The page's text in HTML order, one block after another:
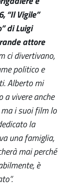
“Il Vigile”
di Luigi
attore
ci divertivano,
politico e
Alberto mi
a vivere anche
i suoi film lo
la
una famiglia,
mai perché
è